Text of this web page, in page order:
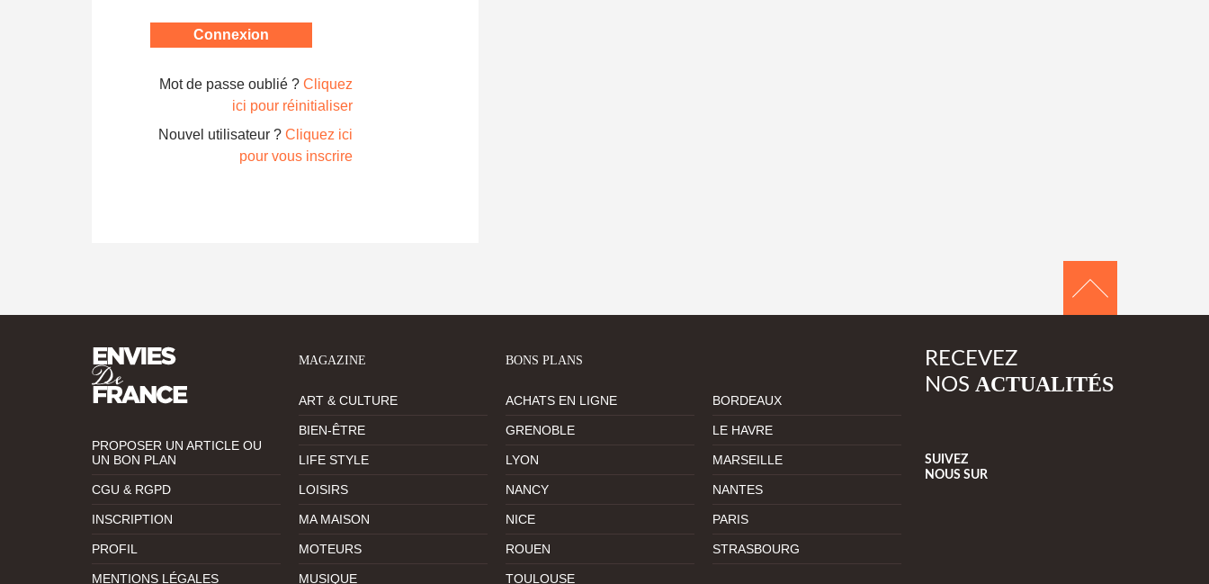
Mot de passe oublié ? Cliquez
ici pour réinitialiser
Nouvel utilisateur ? Cliquez ici
pour vous inscrire
PROPOSER UN ARTICLE OU
UN BON PLAN
CGU & RGPD
INSCRIPTION
PROFIL
MENTIONS LÉGALES
MAGAZINE
ART & CULTURE
BIEN-ÊTRE
LIFE STYLE
LOISIRS
MA MAISON
MOTEURS
MUSIQUE
BONS PLANS
ACHATS EN LIGNE BORDEAUX
GRENOBLE LE HAVRE
LYON MARSEILLE
NANCY NANTES
NICE PARIS
ROUEN STRASBOURG
TOULOUSE
RECEVEZ
NOS ACTUALITÉS
SUIVEZ
NOUS SUR